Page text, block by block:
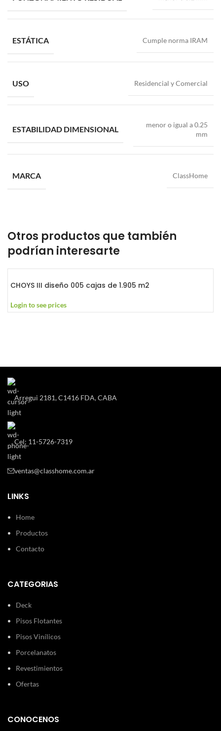
ESTÁTICA Cumple norma IRAM
USO Residencial y Comercial
ESTABILIDAD DIMENSIONAL
menor o igual a 0.25
mm
MARCA ClassHome
Otros productos que también
podrían interesarte
CHOYS III diseño 005 cajas de 1.905 m2
Login to see prices
Arregui 2181, C1416 FDA, CABA
Cel: 11-5726-7319
ventas@classhome.com.ar
LINKS
Home
Productos
Contacto
CATEGORIAS
Deck
Pisos Flotantes
Pisos Vinílicos
Porcelanatos
Revestimientos
Ofertas
CONOCENOS